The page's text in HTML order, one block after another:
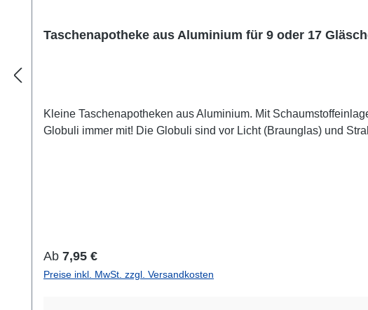
Taschenapotheke aus Aluminium für 9 oder 17
Kleine Taschenapotheken aus Aluminium. Mit
Globuli immer mit! Die Globuli sind vor Licht (Braunglas) und
Regulärer Preis:
Ab 7,95 €
Preise inkl. MwSt. zzgl. Versandkosten